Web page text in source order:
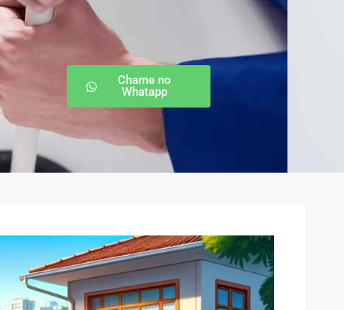
Chame no
Whatapp